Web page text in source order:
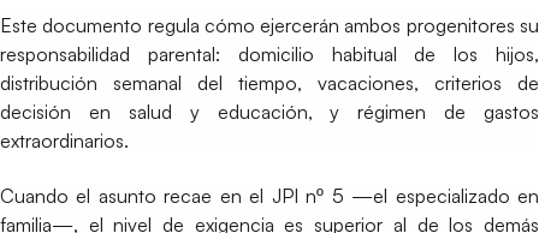
Este documento regula cómo ejercerán ambos progenitores su
responsabilidad parental: domicilio habitual de los hijos,
distribución semanal del tiempo, vacaciones, criterios de
decisión en salud y educación, y régimen de gastos
extraordinarios.
Cuando el asunto recae en el JPI nº 5 —el especializado en
familia—, el nivel de exigencia es superior al de los demás